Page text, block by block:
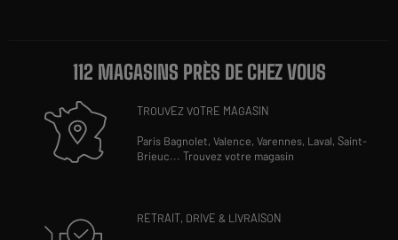
112 MAGASINS PRÈS DE CHEZ VOUS
TROUVEZ VOTRE MAGASIN
Paris Bagnolet,Valence,Varennes, Laval,Saint-
Brieuc...Trouvez votre magasin
RETRAIT, DRIVE & LIVRAISON